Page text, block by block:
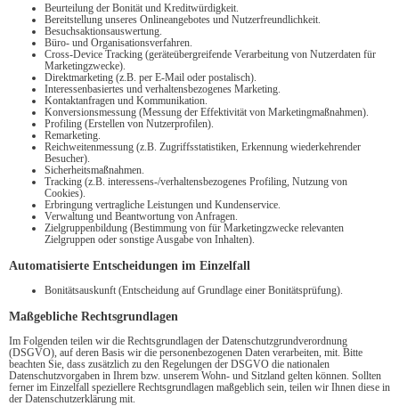
Beurteilung der Bonität und Kreditwürdigkeit.
Bereitstellung unseres Onlineangebotes und Nutzerfreundlichkeit.
Besuchsaktionsauswertung.
Büro- und Organisationsverfahren.
Cross-Device Tracking (geräteübergreifende Verarbeitung von Nutzerdaten für
Marketingzwecke).
Direktmarketing (z.B. per E-Mail oder postalisch).
Interessenbasiertes und verhaltensbezogenes Marketing.
Kontaktanfragen und Kommunikation.
Konversionsmessung (Messung der Effektivität von Marketingmaßnahmen).
Profiling (Erstellen von Nutzerprofilen).
Remarketing.
Reichweitenmessung (z.B. Zugriffsstatistiken, Erkennung wiederkehrender
Besucher).
Sicherheitsmaßnahmen.
Tracking (z.B. interessens-/verhaltensbezogenes Profiling, Nutzung von
Cookies).
Erbringung vertragliche Leistungen und Kundenservice.
Verwaltung und Beantwortung von Anfragen.
Zielgruppenbildung (Bestimmung von für Marketingzwecke relevanten
Zielgruppen oder sonstige Ausgabe von Inhalten).
Automatisierte Entscheidungen im Einzelfall
Bonitätsauskunft (Entscheidung auf Grundlage einer Bonitätsprüfung).
Maßgebliche Rechtsgrundlagen
Im Folgenden teilen wir die Rechtsgrundlagen der Datenschutzgrundverordnung
(DSGVO), auf deren Basis wir die personenbezogenen Daten verarbeiten, mit. Bitte
beachten Sie, dass zusätzlich zu den Regelungen der DSGVO die nationalen
Datenschutzvorgaben in Ihrem bzw. unserem Wohn- und Sitzland gelten können. Sollten
ferner im Einzelfall speziellere Rechtsgrundlagen maßgeblich sein, teilen wir Ihnen diese in
der Datenschutzerklärung mit.